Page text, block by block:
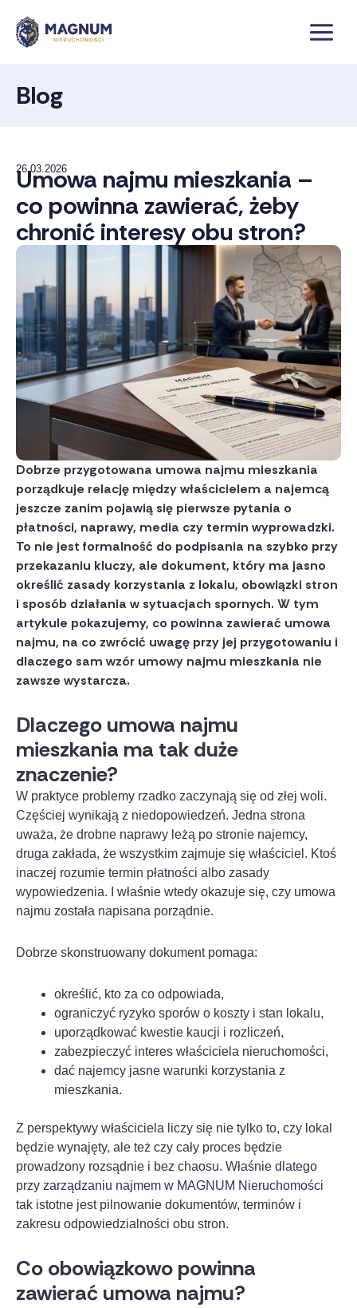
treści
Blog
26.03.2026
Umowa najmu mieszkania –
co powinna zawierać, żeby
chronić interesy obu stron?
Dobrze przygotowana umowa najmu mieszkania
porządkuje relację między właścicielem a najemcą
jeszcze zanim pojawią się pierwsze pytania o
płatności, naprawy, media czy termin wyprowadzki.
To nie jest formalność do podpisania na szybko przy
przekazaniu kluczy, ale dokument, który ma jasno
określić zasady korzystania z lokalu, obowiązki stron
i sposób działania w sytuacjach spornych. W tym
artykule pokazujemy, co powinna zawierać umowa
najmu, na co zwrócić uwagę przy jej przygotowaniu i
dlaczego sam wzór umowy najmu mieszkania nie
zawsze wystarcza.
Dlaczego umowa najmu
mieszkania ma tak duże
znaczenie?
W praktyce problemy rzadko zaczynają się od złej woli.
Częściej wynikają z niedopowiedzeń. Jedna strona
uważa, że drobne naprawy leżą po stronie najemcy,
druga zakłada, że wszystkim zajmuje się właściciel. Ktoś
inaczej rozumie termin płatności albo zasady
wypowiedzenia. I właśnie wtedy okazuje się, czy umowa
najmu została napisana porządnie.
Dobrze skonstruowany dokument pomaga:
określić, kto za co odpowiada,
ograniczyć ryzyko sporów o koszty i stan lokalu,
uporządkować kwestie kaucji i rozliczeń,
zabezpieczyć interes właściciela nieruchomości,
dać najemcy jasne warunki korzystania z
mieszkania.
Z perspektywy właściciela liczy się nie tylko to, czy lokal
będzie wynajęty, ale też czy cały proces będzie
prowadzony rozsądnie i bez chaosu. Właśnie dlatego
przy zarządzaniu najmem w MAGNUM Nieruchomości
tak istotne jest pilnowanie dokumentów, terminów i
zakresu odpowiedzialności obu stron.
Co obowiązkowo powinna
zawierać umowa najmu?